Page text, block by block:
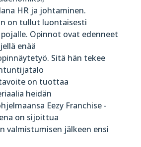
HR ja johtaminen.
on tullut luontaisesti
Opinnot ovat edenneet
enää
Sitä hän tekee
on tuottaa
heidän
Eezy Franchise -
on sijoittua
valmistumisen jälkeen ensi